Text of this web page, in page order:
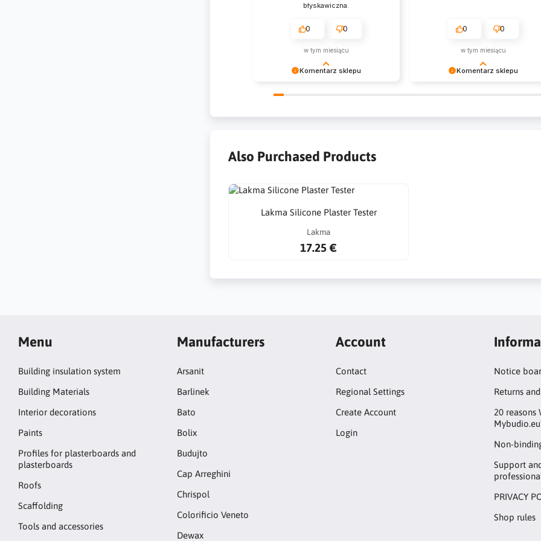
Komentarz sklepu
błyskawiczna.
0 0
w tym miesiącu
Komentarz sklepu
0 0
w tym miesiącu
Also Purchased Products
Lakma Silicone Plaster Tester
Lakma
17.25 €
Menu
Building insulation system
Building Materials
Interior decorations
Paints
Profiles for plasterboards and
plasterboards
Roofs
Scaffolding
Tools and accessories
Manufacturers
Arsanit
Barlinek
Bato
Bolix
Budujto
Cap Arreghini
Chrispol
Colorificio Veneto
Dewax
Account
Contact
Regional Settings
Create Account
Login
Notice
Returns
20 reasons
Non-
Support
PRIVACY
Shop rules